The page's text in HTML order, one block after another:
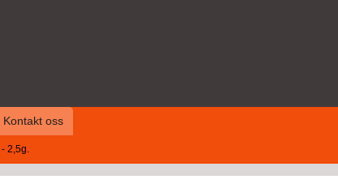
Kontakt oss
2,5g.